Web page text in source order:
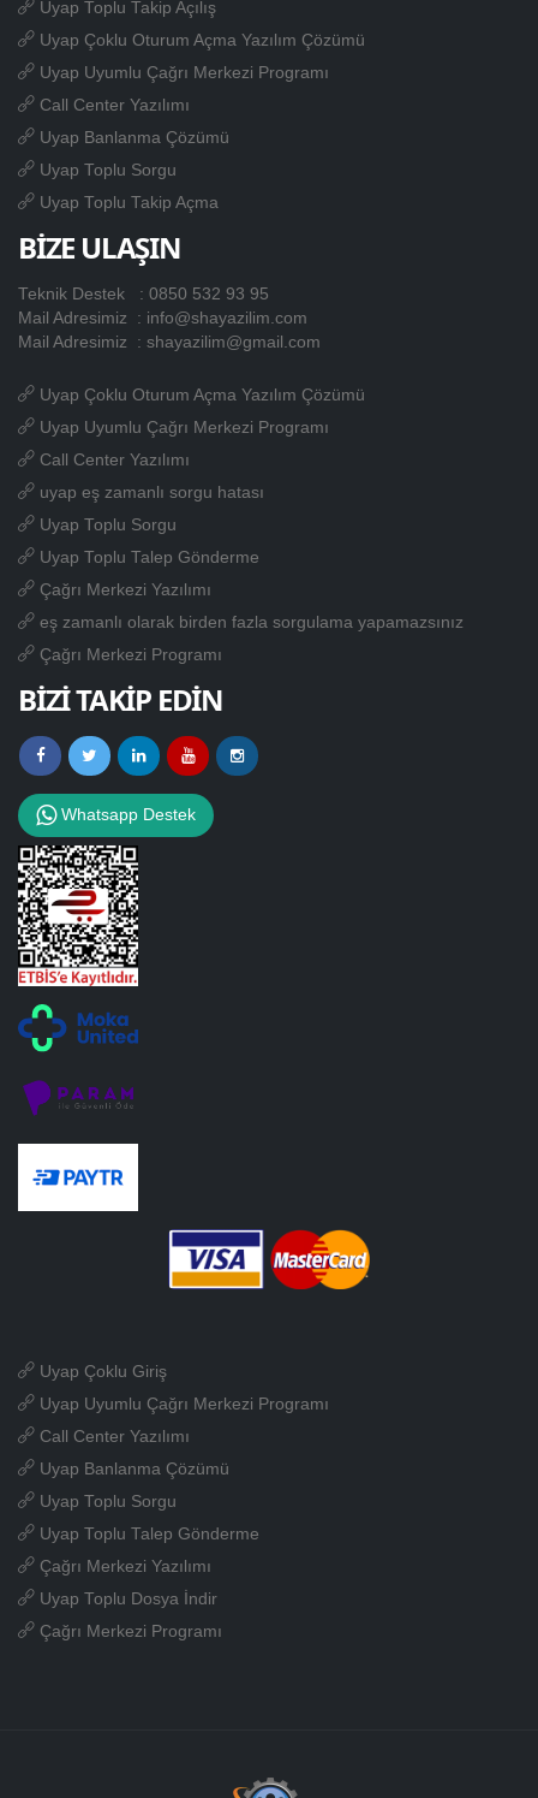
Uyap Toplu Takip Açılış
Uyap Çoklu Oturum Açma Yazılım Çözümü
Uyap Uyumlu Çağrı Merkezi Programı
Call Center Yazılımı
Uyap Banlanma Çözümü
Uyap Toplu Sorgu
Uyap Toplu Takip Açma
BİZE ULAŞIN
Teknik Destek : 0850 532 93 95
Mail Adresimiz : info@shayazilim.com
Mail Adresimiz : shayazilim@gmail.com
Uyap Çoklu Oturum Açma Yazılım Çözümü
Uyap Uyumlu Çağrı Merkezi Programı
Call Center Yazılımı
uyap eş zamanlı sorgu hatası
Uyap Toplu Sorgu
Uyap Toplu Talep Gönderme
Çağrı Merkezi Yazılımı
eş zamanlı olarak birden fazla sorgulama yapamazsınız
Çağrı Merkezi Programı
BİZİ TAKİP EDİN
Whatsapp Destek
Uyap Çoklu Giriş
Uyap Uyumlu Çağrı Merkezi Programı
Call Center Yazılımı
Uyap Banlanma Çözümü
Uyap Toplu Sorgu
Uyap Toplu Talep Gönderme
Çağrı Merkezi Yazılımı
Uyap Toplu Dosya İndir
Çağrı Merkezi Programı